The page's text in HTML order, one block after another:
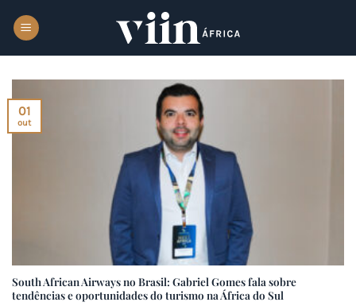
South African Airways no Brasil: Gabriel Gomes fala sobre
tendências e oportunidades do turismo na África do Sul
01
out